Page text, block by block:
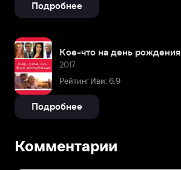
Подробнее
Кое-что на день рождения
2017
Рейтинг Иви: 6,9
Подробнее
Комментарии